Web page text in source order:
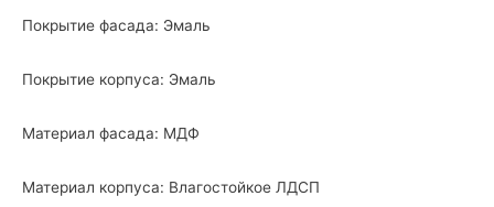
Покрытие фасада: Эмаль
Покрытие корпуса: Эмаль
Материал фасада: МДФ
Материал корпуса: Влагостойкое ЛДСП